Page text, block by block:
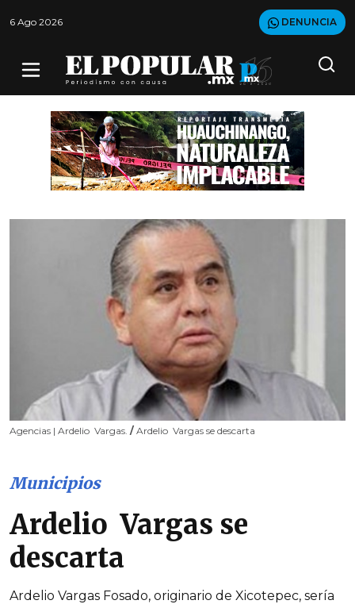
6 Ago 2026 DENUNCIA
Agencias | Ardelio Vargas. / Ardelio Vargas se descarta
Municipios
Ardelio Vargas se
descarta
Ardelio Vargas Fosado, originario de Xicotepec, sería